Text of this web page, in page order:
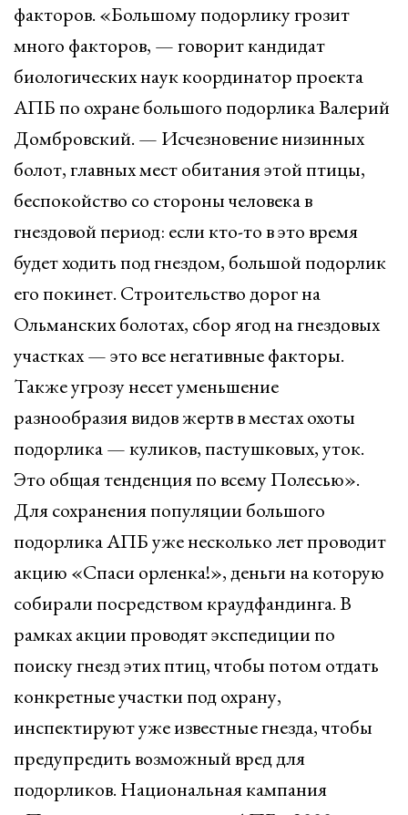
факторов. «Большому подорлику грозит
много факторов, — говорит кандидат
биологических наук координатор проекта
АПБ по охране большого подорлика Валерий
Домбровский. — Исчезновение низинных
болот, главных мест обитания этой птицы,
беспокойство со стороны человека в
гнездовой период: если кто-то в это время
будет ходить под гнездом, большой подорлик
его покинет. Строительство дорог на
Ольманских болотах, сбор ягод на гнездовых
участках — это все негативные факторы.
Также угрозу несет уменьшение
разнообразия видов жертв в местах охоты
подорлика — куликов, пастушковых, уток.
Это общая тенденция по всему Полесью».
Для сохранения популяции большого
подорлика АПБ уже несколько лет проводит
акцию «Спаси орленка!», деньги на которую
собирали посредством краудфандинга. В
рамках акции проводят экспедиции по
поиску гнезд этих птиц, чтобы потом отдать
конкретные участки под охрану,
инспектируют уже известные гнезда, чтобы
предупредить возможный вред для
подорликов. Национальная кампания